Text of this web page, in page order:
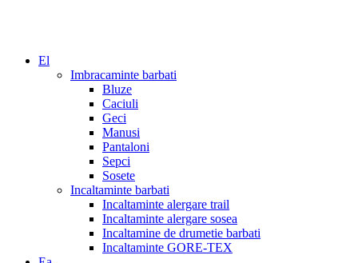
El
Imbracaminte barbati
Bluze
Caciuli
Geci
Manusi
Pantaloni
Sepci
Sosete
Incaltaminte barbati
Incaltaminte alergare trail
Incaltaminte alergare sosea
Incaltamine de drumetie barbati
Incaltaminte GORE-TEX